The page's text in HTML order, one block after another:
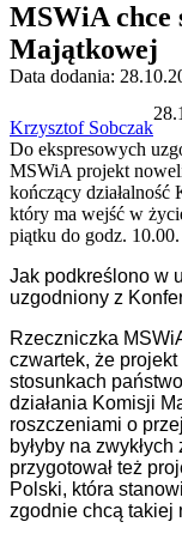
MSWiA
Majątkowej
Data dodania:
Krzysztof Sobczak
Do ekspresowych
MSWiA projekt
kończący
który ma wejść w
piątku do godz. 10.00.
Jak podkreślono w
uzgodniony z
Rzeczniczka
czwartek, że
stosunkach
działania Komisji
roszczeniami o
byłyby na
przygotował też
Polski, która
zgodnie chcą takiej